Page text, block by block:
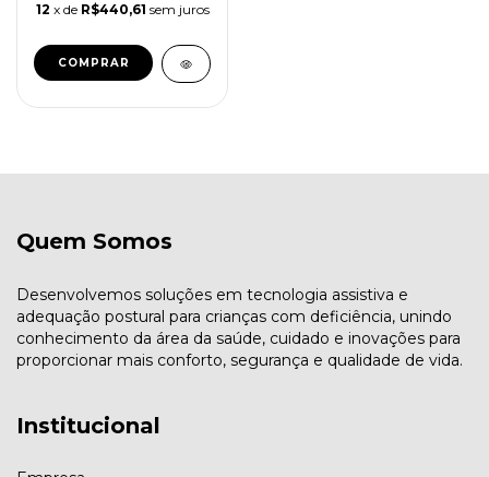
12 x de R$440,61 sem juros
COMPRAR
Quem Somos
Desenvolvemos soluções em tecnologia assistiva e
adequação postural para crianças com deficiência, unindo
conhecimento da área da saúde, cuidado e inovações para
proporcionar mais conforto, segurança e qualidade de vida.
Institucional